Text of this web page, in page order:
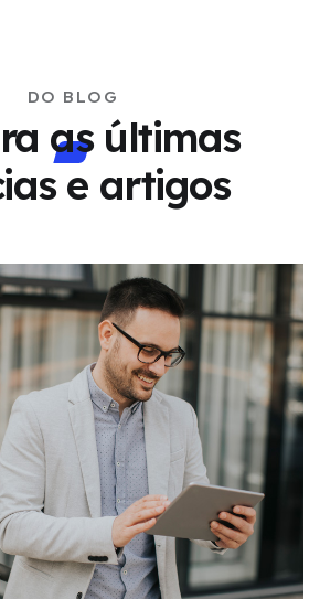
DO BLOG
as últimas
e artigos